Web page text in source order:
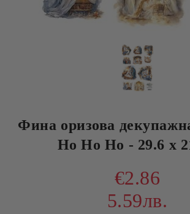
Фина оризова
Ho Ho Ho - 29.6 х
€2.86
5.59лв.